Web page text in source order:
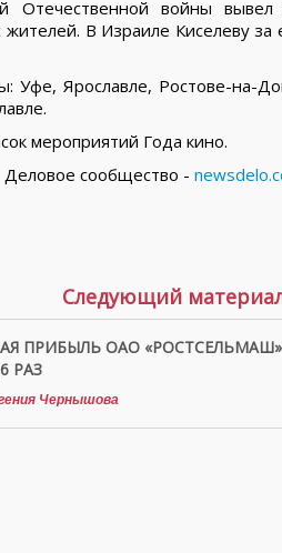
Отечественной войны вывел
В Израиле Киселеву за
Уфе, Ярославле, Ростове-на-
мероприятий Года кино.
Деловое сообщество -
Следующий
ПРИБЫЛЬ ОАО «РОСТСЕЛЬМАШ»
РАЗ
Чернышова